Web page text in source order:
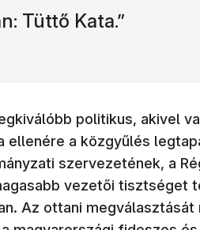
Tüttő Kata.”
politikus, akivel
a közgyűlés
szervezetének, a
vezetői tisztséget
Az ottani